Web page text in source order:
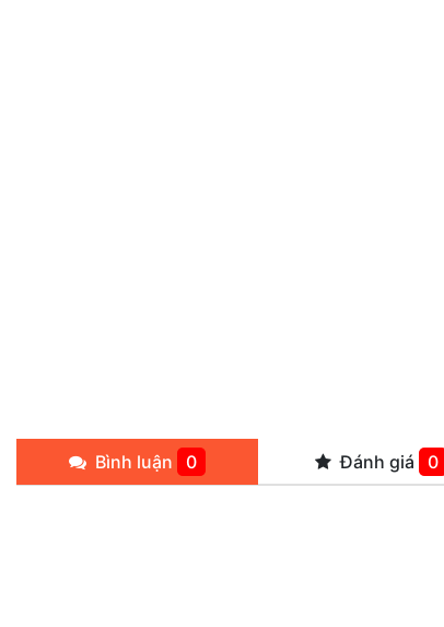
Bình luận 0 Đánh giá 0